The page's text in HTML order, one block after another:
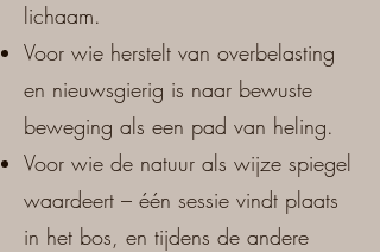
lichaam.
Voor wie herstelt van overbelasting
en nieuwsgierig is naar bewuste
beweging als een pad van heling.
Voor wie de natuur als wijze spiegel
waardeert – één sessie vindt plaats
in het bos, en tijdens de andere